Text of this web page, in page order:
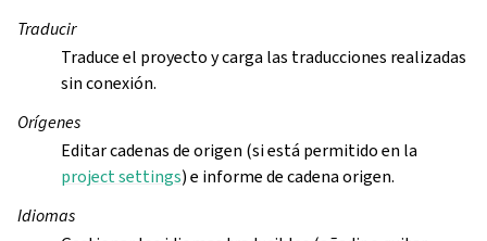
Traducir
Traduce el proyecto y carga las traducciones realizadas
sin conexión.
Orígenes
Editar cadenas de origen (si está permitido en la
project settings) e informe de cadena origen.
Idiomas